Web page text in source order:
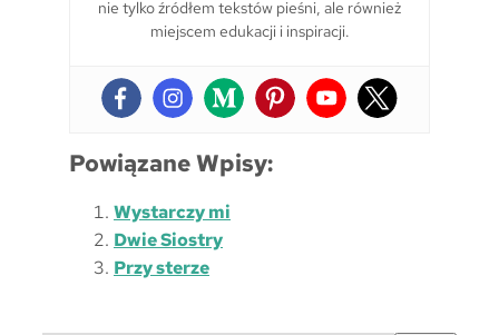
nie tylko źródłem tekstów pieśni, ale również
miejscem edukacji i inspiracji.
Powiązane Wpisy:
Wystarczy mi
Dwie Siostry
Przy sterze